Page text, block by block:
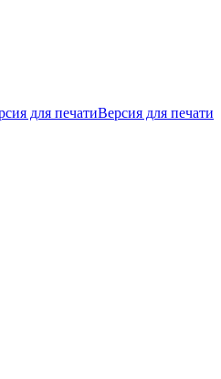
Версия для печати